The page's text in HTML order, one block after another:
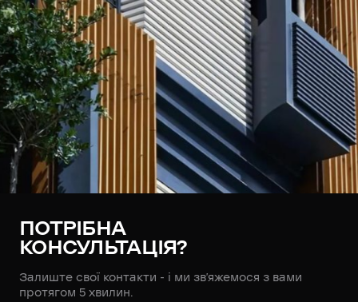
ПОТРІБНА
КОНСУЛЬТАЦІЯ?
Залиште свої контакти - і ми зв’яжемося з вами
протягом 5 хвилин.